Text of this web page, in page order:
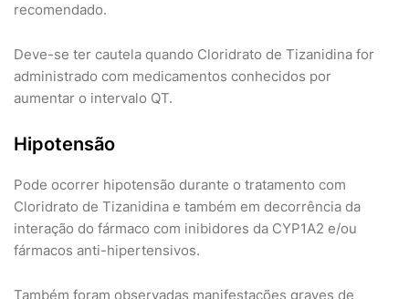
recomendado.
Deve-se ter cautela quando Cloridrato de Tizanidina for
administrado com medicamentos conhecidos por
aumentar o intervalo QT.
Hipotensão
Pode ocorrer hipotensão durante o tratamento com
Cloridrato de Tizanidina e também em decorrência da
interação do fármaco com inibidores da CYP1A2 e/ou
fármacos anti-hipertensivos.
Também foram observadas manifestações graves de